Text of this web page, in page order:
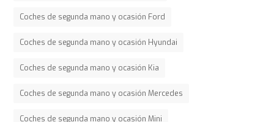
Coches de segunda mano y ocasión Ford
Coches de segunda mano y ocasión Hyundai
Coches de segunda mano y ocasión Kia
Coches de segunda mano y ocasión Mercedes
Coches de segunda mano y ocasión Mini